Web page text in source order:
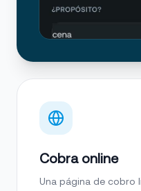
Cobra online
Una página de cobro